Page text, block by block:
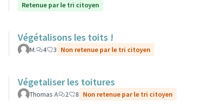
Retenue par le tri citoyen
Végétalisons les toits !
M. 4 3 Non retenue par le tri citoyen
Végetaliser les toitures
Thomas A 2 8 Non retenue par le tri citoyen